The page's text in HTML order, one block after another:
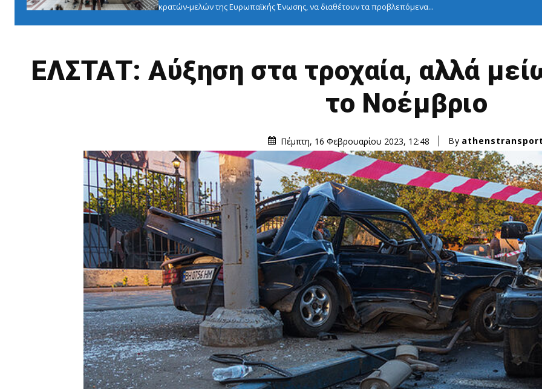
κρατών-μελών της Ευρωπαϊκής Ένωσης, να διαθέτουν τα προβλεπόμενα...
ΕΛΣΤΑΤ: Αύξηση στα τροχαία, αλλά
το Νοέμβριο
Πέμπτη, 16 Φεβρουαρίου 2023, 12:48 By